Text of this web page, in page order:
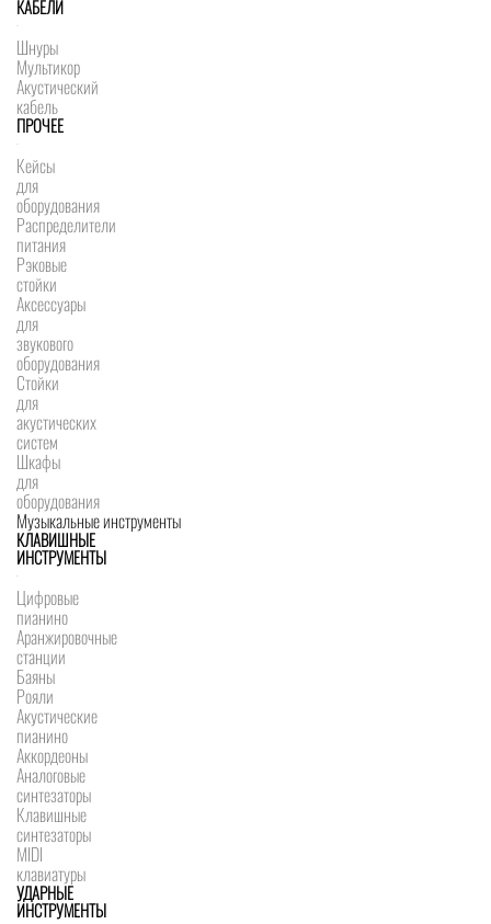
КАБЕЛИ
Шнуры
Мультикор
Акустический
кабель
ПРОЧЕЕ
Кейсы
для
оборудования
Распределители
питания
Рэковые
стойки
Аксессуары
для
звукового
оборудования
Стойки
для
акустических
систем
Шкафы
для
оборудования
Музыкальные инструменты
КЛАВИШНЫЕ
ИНСТРУМЕНТЫ
Цифровые
пианино
Аранжировочные
станции
Баяны
Рояли
Акустические
пианино
Аккордеоны
Аналоговые
синтезаторы
Клавишные
синтезаторы
MIDI
клавиатуры
УДАРНЫЕ
ИНСТРУМЕНТЫ